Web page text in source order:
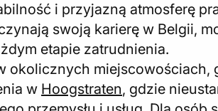
i przyjazną atmosferę
swoją karierę w Belgii,
etapie zatrudnienia.
miejscowościach,
w Hoogstraten, gdzie